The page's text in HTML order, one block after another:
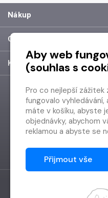
Nákup
O společnosti
Kontakt
Aby web
(souhlas s
Pro co nejlepší
fungovalo
máte v košíku, abyste
objednávky, abychom
reklamou a abyste se
Proto od vás
zpracováním souborů
Děkujeme, že nám
Přijmout vše